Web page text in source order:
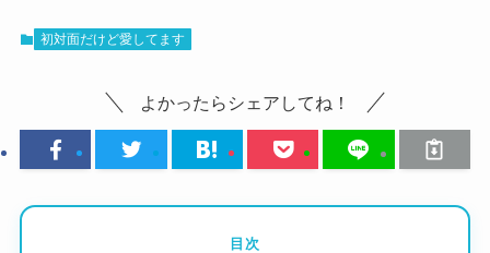
初対面だけど愛してます
よかったらシェアしてね！
目次